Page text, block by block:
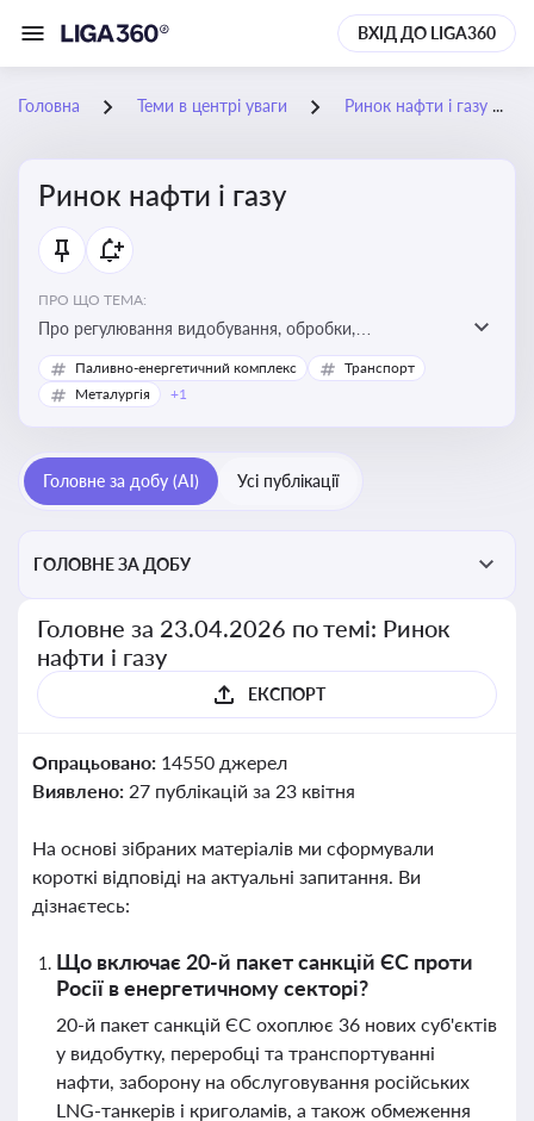
ВХІД ДО LIGA360
Головна Теми в центрі уваги Ринок нафти і газу
Ринок нафти і газу
ПРО ЩО ТЕМА:
Про регулювання видобування, обробки,
транспортування та реалізації нафти й природного
газу, що критично важливо для енергетичної безпеки,
Паливно-енергетичний комплекс
Транспорт
Металургія
+1
Головне за добу (AI) Усі публікації
ГОЛОВНЕ ЗА ДОБУ
Головне за 23.04.2026 по темі: Ринок
нафти і газу
ЕКСПОРТ
Опрацьовано: 14550 джерел
Виявлено: 27 публікацій за 23 квітня
На основі зібраних матеріалів ми сформували
короткі відповіді на актуальні запитання. Ви
дізнаєтесь:
Що включає 20-й пакет санкцій ЄС проти
Росії в енергетичному секторі?
20-й пакет санкцій ЄС охоплює 36 нових суб'єктів
у видобутку, переробці та транспортуванні
нафти, заборону на обслуговування російських
LNG-танкерів і криголамів, а також обмеження